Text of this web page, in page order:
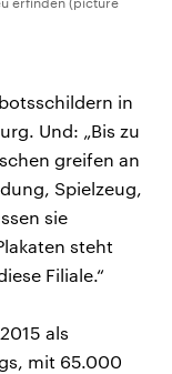
in
Und: „Bis zu
greifen an
Spielzeug,
sie
steht
Filiale.“
als
mit 65.000